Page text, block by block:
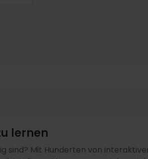
lernen
sind? Mit Hunderten von